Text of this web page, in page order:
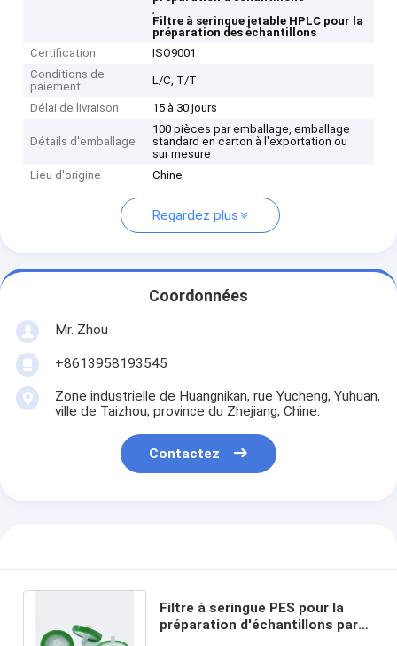
,
Filtre à seringue jetable HPLC pour la
préparation des échantillons
Certification
ISO9001
Conditions de
paiement
L/C, T/T
Délai de livraison 15 à 30 jours
Détails d'emballage
100 pièces par emballage, emballage
standard en carton à l'exportation ou
sur mesure
Lieu d'origine
Chine
Regardez plus
Coordonnées
Mr. Zhou
+8613958193545
Zone industrielle de Huangnikan, rue Yucheng, Yuhuan,
ville de Taizhou, province du Zhejiang, Chine.
Contactez
Filtre à seringue PES pour la
préparation d'échantillons par